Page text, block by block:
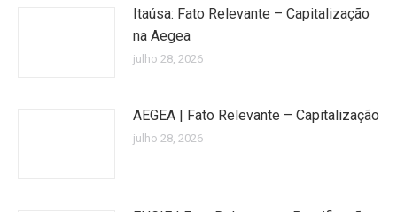
Itaúsa: Fato Relevante – Capitalização
na Aegea
julho 28, 2026
AEGEA | Fato Relevante – Capitalização
julho 28, 2026